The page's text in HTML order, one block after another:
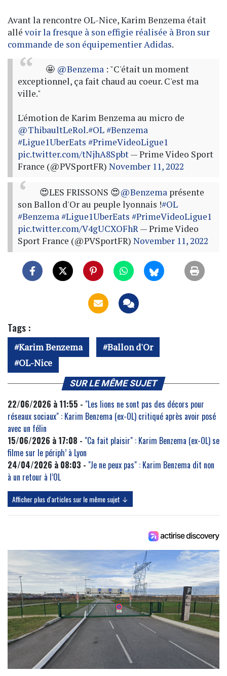
Avant la rencontre OL-Nice, Karim Benzema était
allé voir la fresque à son effigie réalisée à Bron sur
commande de son équipementier Adidas.
🤩 @Benzema: "C'était un moment
exceptionnel, ça fait chaud au coeur. C'est ma
ville."
L'émotion de Karim Benzema au micro de
@ThibaultLeRol.#OL#Benzema
#Ligue1UberEats #PrimeVideoLigue1
pic.twitter.com/tNjhA8Spbt— Prime Video Sport
France (@PVSportFR) November 11, 2022
😍LES FRISSONS 😍@Benzemaprésente
son Ballon d'Or au peuple lyonnais !#OL
#Benzema#Ligue1UberEats #PrimeVideoLigue1
pic.twitter.com/V4gUCXOFhR— Prime Video
Sport France (@PVSportFR) November 11, 2022
Tags :
Karim Benzema
Ballon d'Or
OL-Nice
SUR LE MÊME SUJET
22/06/2026 à 11:55 - "Les lions ne sont pas des décors pour
réseaux sociaux" : Karim Benzema (ex-OL) critiqué après avoir posé
avec un félin
15/06/2026 à 17:08 - "Ca fait plaisir" : Karim Benzema (ex-OL) se
filme sur le périph’ à Lyon
24/04/2026 à 08:03 - "Je ne peux pas" : Karim Benzema dit non
à un retour à l’OL
Afficher plus d'articles sur le même sujet ↓